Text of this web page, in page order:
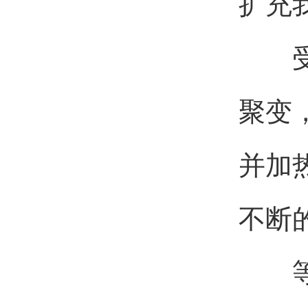
受
聚变
并加
不断
等